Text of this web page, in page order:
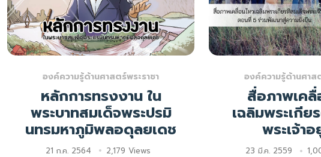
องค์ความรู้ด้านศาสตร์พระราชา
หลักการทรงงาน ใน
พระบาทสมเด็จพระปรมิ
นทรมหาภูมิพลอดุลยเดช
21 ก.ค. 2564 2,179 Views
องค์ความรู้ด้านศาส
สื่อภาพเคลื่
เฉลิมพระเกีย
พระเจ้า
23 มี.ค. 2559